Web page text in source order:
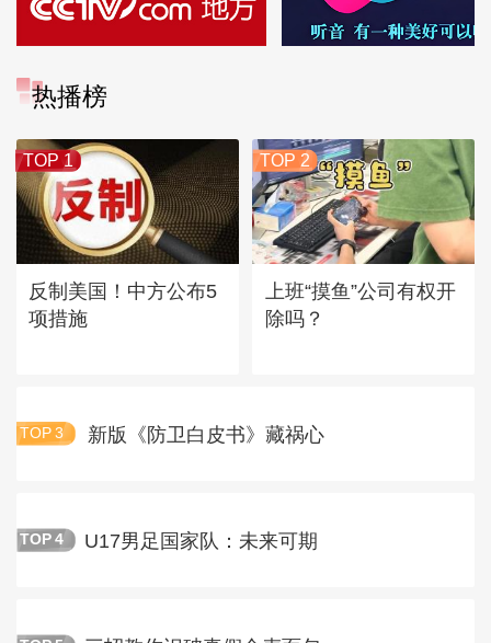
热播榜
TOP 1
反制美国！中方公布5
项措施
TOP 2
上班“摸鱼”公司有权开
除吗？
TOP 3 新版《防卫白皮书》藏祸心
TOP 4 U17男足国家队：未来可期